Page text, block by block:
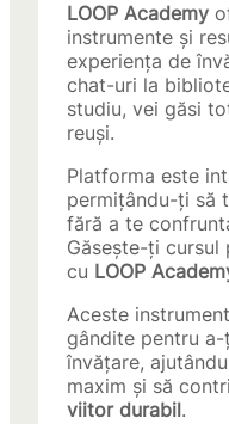
LOOP Academy
instrumente și
experiența de
chat-uri la
studiu, vei găsi
reuși.
Platforma este
permițându-ți să
fără a te
Găsește-ți
cu LOOP
Aceste
gândite pentru
învățare,
maxim și să
viitor durabil.